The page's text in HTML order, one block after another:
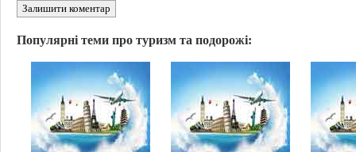
Залишити коментар
Популярні теми про туризм та подорожі: